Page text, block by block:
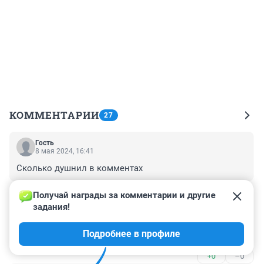
КОММЕНТАРИИ 27
Гость
8 мая 2024, 16:41
Сколько душнил в комментах
–0
Гость
зачем и кому это надо?
+0 –0
Получай награды за комментарии и другие
задания!
Подробнее в профиле